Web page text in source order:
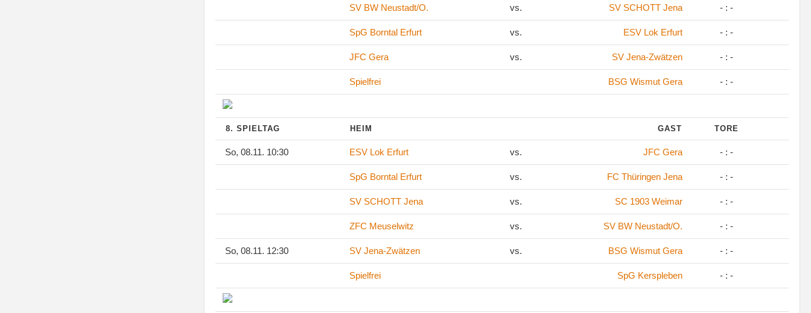
SV BW Neustadt/O. vs. SV SCHOTT Jena - : -
SpG Borntal Erfurt vs. ESV Lok Erfurt - : -
JFC Gera vs. SV Jena-Zwätzen - : -
Spielfrei BSG Wismut Gera - : -
8. SPIELTAG HEIM GAST TORE
So, 08.11. 10:30 ESV Lok Erfurt vs. JFC Gera - : -
SpG Borntal Erfurt vs. FC Thüringen Jena - : -
SV SCHOTT Jena vs. SC 1903 Weimar - : -
ZFC Meuselwitz vs. SV BW Neustadt/O. - : -
So, 08.11. 12:30 SV Jena-Zwätzen vs. BSG Wismut Gera - : -
Spielfrei SpG Kerspleben - : -